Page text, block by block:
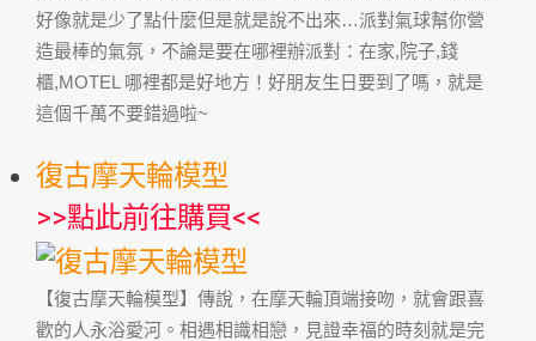
好像就是少了點什麼但是就是說不出來…派對氣球幫你營
造最棒的氣氛，不論是要在哪裡辦派對：在家,院子,錢
櫃,MOTEL 哪裡都是好地方！好朋友生日要到了嗎，就是
這個千萬不要錯過啦~
復古摩天輪模型
>>點此前往購買<<
【復古摩天輪模型】傳說，在摩天輪頂端接吻，就會跟喜
歡的人永浴愛河。相遇相識相戀，見證幸福的時刻就是完